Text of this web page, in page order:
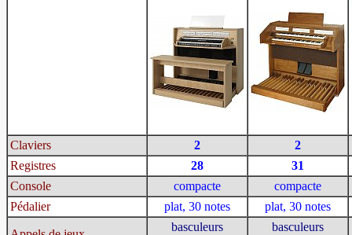
Claviers 2
2
Registres
28
31
Console
compacte
compacte
Pédalier
plat, 30 notes plat, 30 notes
basculeurs
basculeurs